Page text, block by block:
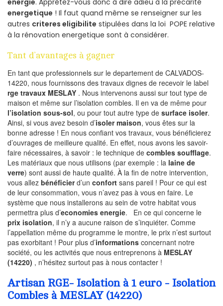
energetique ! Il faut quand même se renseigner sur les
autres criteres eligibilite stipulées dans la loi POPE relative
à la rénovation energetique sont à considérer.
Tant d’avantages à gagner
En tant que professionnels sur le departement de CALVADOS-
14220, nous fournissons des travaux dignes de recevoir le label
rge travaux MESLAY . Nous intervenons aussi sur tout type de
maison et même sur l’isolation combles. Il en va de même pour
l’isolation sous-sol, ou pour tout autre type de surface isoler.
Ainsi, si vous avez besoin d’isoler maison, vous êtes sur la
bonne adresse ! En nous confiant vos travaux, vous bénéficierez
d’ouvrages de meilleure qualité. En effet, nous avons les savoir-
faire nécessaires, à savoir : le technique de combles soufflage.
Les matériaux que nous utilisons (par exemple : la laine de
verre) sont aussi de haute qualité. À la fin de notre intervention,
vous allez bénéficierd’un confort sans pareil ! Pour ce qui est
de leur consommation, vous n’avez pas à vous en faire. Le
système que nous installerons au sein de votre habitat vous
permettra plus d’economies energie. En ce qui concerne le
prix isolation, il n’y a aucune raison de s’inquiéter. Comme
l’appellation même du programme le montre, le prix n’est surtout
pas exorbitant ! Pour plus d’informations concernant notre
société, ou les activités que nous entreprenons à MESLAY
(14220) , n’hésitez surtout pas à nous contacter !
Artisan RGE- Isolation à 1 euro - Isolation
Combles à MESLAY (14220)